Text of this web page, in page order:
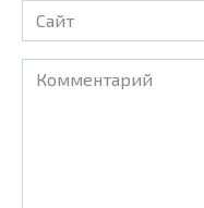
Сайт
Комментарий